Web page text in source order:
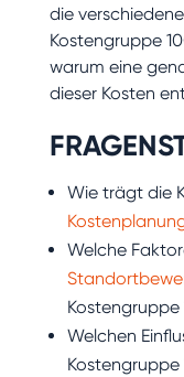
die
Kostengruppe
warum eine
dieser Kosten
Wie trägt die
Welche
Welchen
Kostengruppe